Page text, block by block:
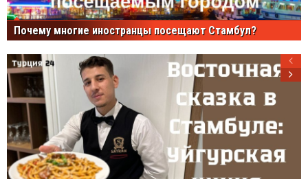
Почему многие иностранцы посещают Стамбул?